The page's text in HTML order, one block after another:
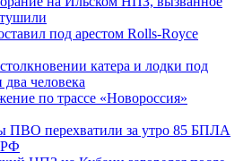
под арестом Rolls-Royce
катера и лодки под
человека
по трассе «Новороссия»
ПВО перехватили за утро 85 БПЛА
РФ